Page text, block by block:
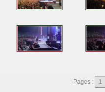
Pages : 1